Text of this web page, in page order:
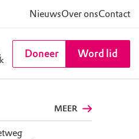
NieuwsOver onsContact
Doneer Word lid
MEER